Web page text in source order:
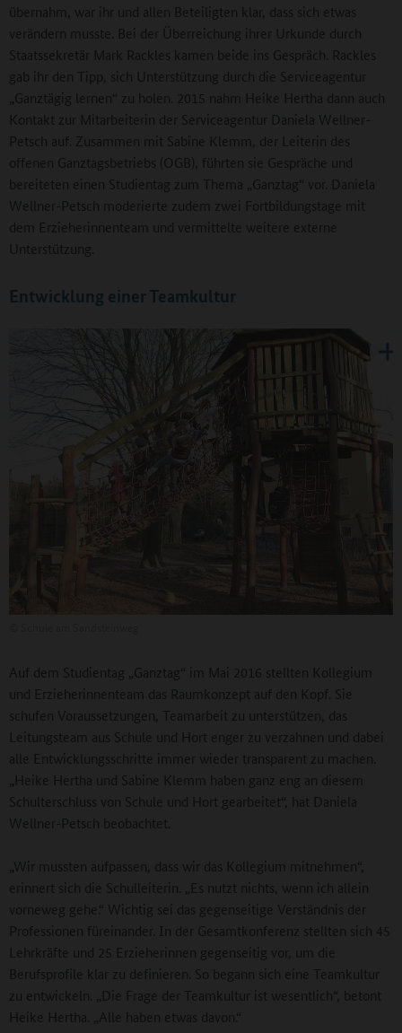
übernahm, war ihr und allen Beteiligten klar, dass sich etwas
verändern musste. Bei der Überreichung ihrer Urkunde durch
Staatssekretär Mark Rackles kamen beide ins Gespräch. Rackles
gab ihr den Tipp, sich Unterstützung durch die Serviceagentur
„Ganztägig lernen“ zu holen. 2015 nahm Heike Hertha dann auch
Kontakt zur Mitarbeiterin der Serviceagentur Daniela Wellner-
Petsch auf. Zusammen mit Sabine Klemm, der Leiterin des
offenen Ganztagsbetriebs (OGB), führten sie Gespräche und
bereiteten einen Studientag zum Thema „Ganztag“ vor. Daniela
Wellner-Petsch moderierte zudem zwei Fortbildungstage mit
dem Erzieherinnenteam und vermittelte weitere externe
Unterstützung.
Entwicklung einer Teamkultur
Auf dem Studientag „Ganztag“ im Mai 2016 stellten Kollegium
und Erzieherinnenteam das Raumkonzept auf den Kopf. Sie
schufen Voraussetzungen, Teamarbeit zu unterstützen, das
Leitungsteam aus Schule und Hort enger zu verzahnen und dabei
alle Entwicklungsschritte immer wieder transparent zu machen.
„Heike Hertha und Sabine Klemm haben ganz eng an diesem
Schulterschluss von Schule und Hort gearbeitet“, hat Daniela
Wellner-Petsch beobachtet.
„Wir mussten aufpassen, dass wir das Kollegium mitnehmen“,
erinnert sich die Schulleiterin. „Es nutzt nichts, wenn ich allein
vorneweg gehe.“ Wichtig sei das gegenseitige Verständnis der
Professionen füreinander. In der Gesamtkonferenz stellten sich 45
Lehrkräfte und 25 Erzieherinnen gegenseitig vor, um die
Berufsprofile klar zu definieren. So begann sich eine Teamkultur
zu entwickeln. „Die Frage der Teamkultur ist wesentlich“, betont
Heike Hertha. „Alle haben etwas davon.“